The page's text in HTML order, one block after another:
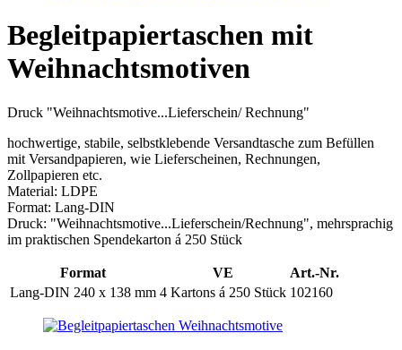
Begleitpapiertaschen mit
Weihnachtsmotiven
Druck "Weihnachtsmotive...Lieferschein/ Rechnung"
hochwertige, stabile, selbstklebende Versandtasche zum Befüllen
mit Versandpapieren, wie Lieferscheinen, Rechnungen,
Zollpapieren etc.
Material: LDPE
Format: Lang-DIN
Druck: "Weihnachtsmotive...Lieferschein/Rechnung", mehrsprachig
im praktischen Spendekarton á 250 Stück
Format VE
Art.-Nr.
Lang-DIN 240 x 138 mm 4 Kartons á 250 Stück 102160